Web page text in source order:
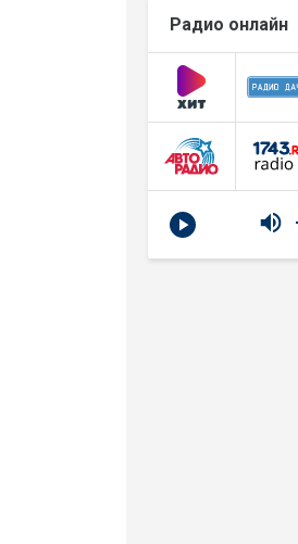
Радио онлайн